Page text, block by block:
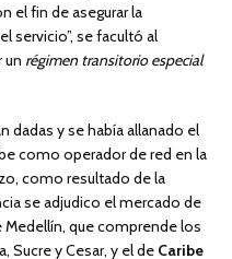
el fin de asegurar la
servicio”, se facultó al
un régimen transitorio especial
dadas y se había allanado el
como operador de red en la
como resultado de la
se adjudico el mercado de
Medellín, que comprende los
Sucre y Cesar, y el de Caribe